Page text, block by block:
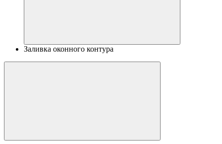
Заливка оконного контура